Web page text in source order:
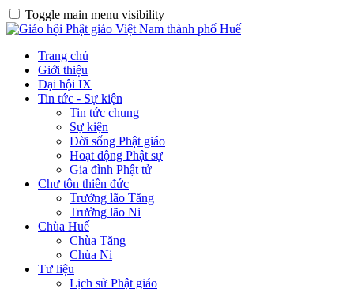
Toggle main menu visibility
Trang chủ
Giới thiệu
Đại hội IX
Tin tức - Sự kiện
Tin tức chung
Sự kiện
Đời sống Phật giáo
Hoạt động Phật sự
Gia đình Phật tử
Chư tôn thiền đức
Trưởng lão Tăng
Trưởng lão Ni
Chùa Huế
Chùa Tăng
Chùa Ni
Tư liệu
Lịch sử Phật giáo